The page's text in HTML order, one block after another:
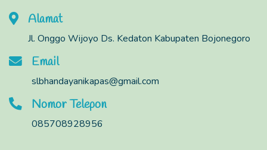
Alamat
Jl. Onggo Wijoyo Ds. Kedaton Kabupaten Bojonegoro
Email
slbhandayanikapas@gmail.com
Nomor Telepon
085708928956